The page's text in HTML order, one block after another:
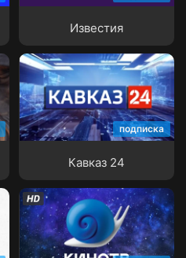
Известия
подписка
Кавказ 24
Кавказ 24